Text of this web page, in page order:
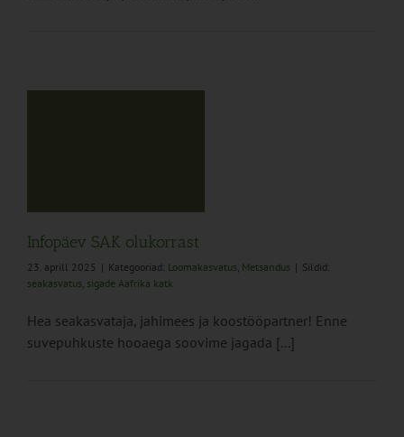
Infopäev SAK olukorrast
23. aprill 2025 | Kategooriad: Loomakasvatus, Metsandus | Sildid:
seakasvatus, sigade Aafrika katk
Hea seakasvataja, jahimees ja koostööpartner! Enne
suvepuhkuste hooaega soovime jagada [...]